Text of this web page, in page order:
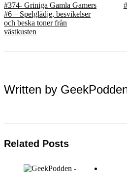
#374- Griniga Gamla Gamers
#6 – Spelglädje, besvikelser
och beska toner från
västkusten
Written by
Related Posts